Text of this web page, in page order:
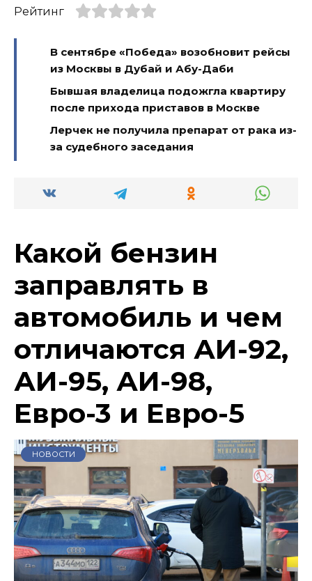
Рейтинг
В сентябре «Победа» возобновит рейсы
из Москвы в Дубай и Абу-Даби
Бывшая владелица подожгла квартиру
после прихода приставов в Москве
Лерчек не получила препарат от рака из-
за судебного заседания
Какой бензин
заправлять в
автомобиль и чем
отличаются АИ-92,
АИ-95, АИ-98,
Евро-3 и Евро-5
НОВОСТИ